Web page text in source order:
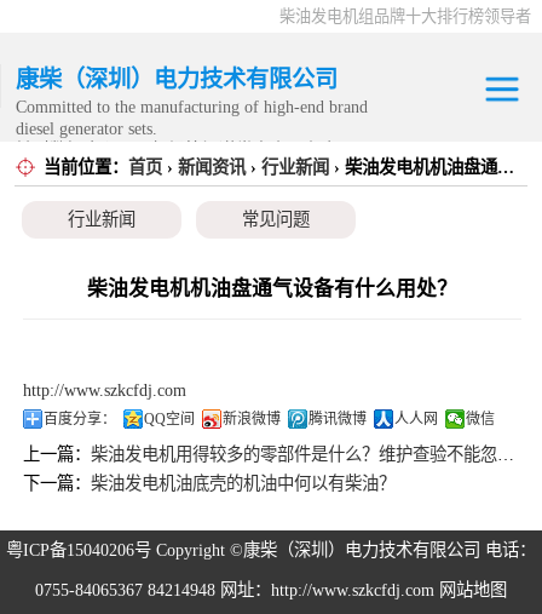
柴油发电机组品牌十大排行榜领导者
康柴（深圳）电力技术有限公司
Committed to the manufacturing of high-end brand
diesel generator sets.
务范围内。
当前位置： 首页 › 新闻资讯› 行业新闻 › 柴油发电机机油盘通气设备有什么用处？
行业新闻 常见问题
柴油发电机机油盘通气设备有什么用处？
http://www.szkcfdj.com
百度分享： QQ空间 新浪微博 腾讯微博 人人网 微信
上一篇：柴油发电机用得较多的零部件是什么？维护查验不能忽视的三要素
下一篇：柴油发电机油底壳的机油中何以有柴油？
粤ICP备15040206号 Copyright ©康柴（深圳）电力技术有限公司 电话：
0755-84065367 84214948 网址：http://www.szkcfdj.com 网站地图
康明斯发电机组
静音发电机组
移动发电机组
发电机租赁
CPG原厂整机